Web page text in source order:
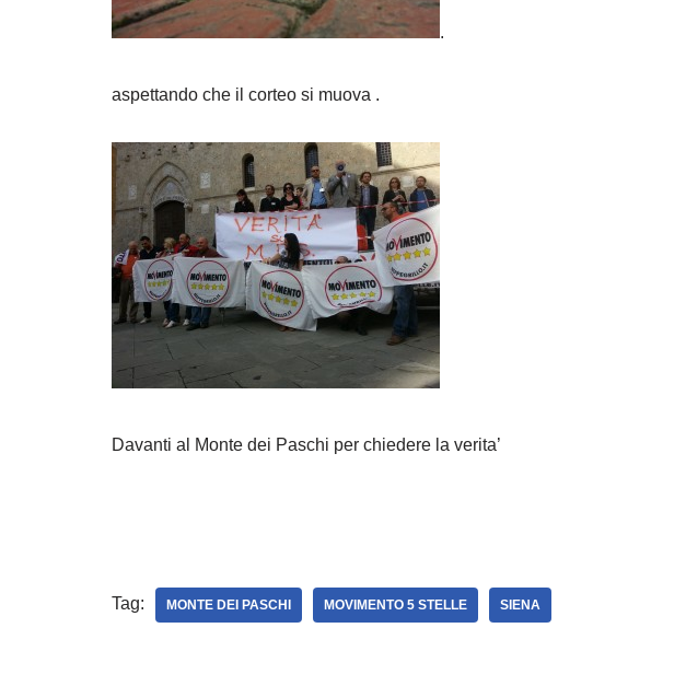
.
aspettando che il corteo si muova .
Davanti al Monte dei Paschi per chiedere la verita’
Tag: MONTE DEI PASCHI MOVIMENTO 5 STELLE SIENA